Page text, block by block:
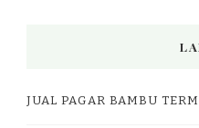
JUAL PAGAR BAMBU